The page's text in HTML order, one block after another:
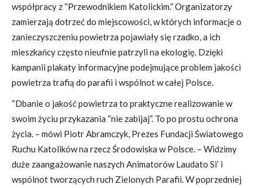
współpracy z “Przewodnikiem Katolickim.” Organizatorzy
zamierzają dotrzeć do miejscowości, w których informacje o
zanieczyszczeniu powietrza pojawiały się rzadko, a ich
mieszkańcy często nieufnie patrzyli na ekologię. Dzięki
kampanii plakaty informacyjne podejmujące problem jakości
powietrza trafią do parafii i wspólnot w całej Polsce.
“Dbanie o jakość powietrza to praktyczne realizowanie w
swoim życiu przykazania “nie zabijaj”. To po prostu ochrona
życia. – mówi Piotr Abramczyk, Prezes Fundacji Światowego
Ruchu Katolików na rzecz Środowiska w Polsce. – Widzimy
duże zaangażowanie naszych Animatorów Laudato Si’ i
wspólnot tworzących ruch Zielonych Parafii. W poprzedniej